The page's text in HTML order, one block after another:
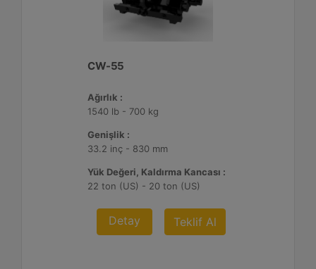
CW-55
Ağırlık :
1540 lb - 700 kg
Genişlik :
33.2 inç - 830 mm
Yük Değeri, Kaldırma Kancası :
22 ton (US) - 20 ton (US)
Detay Teklif Al